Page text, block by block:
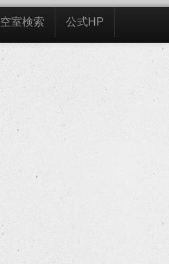
空室検索 公式HP